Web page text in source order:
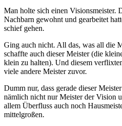
Man holte sich einen Visionsmeister.
Nachbarn gewohnt und gearbeitet
schief gehen.
Ging auch nicht. All das, was all die
schaffte auch dieser Meister (die
klein zu halten). Und diesem
viele andere Meister zuvor.
Dumm nur, dass gerade dieser
nämlich nicht nur Meister der Vision
allem Überfluss auch noch
mittelgroßen.